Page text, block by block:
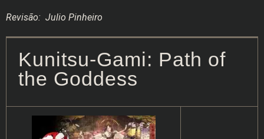
Revisão: Julio Pinheiro
Kunitsu-Gami: Path of
the Goddess